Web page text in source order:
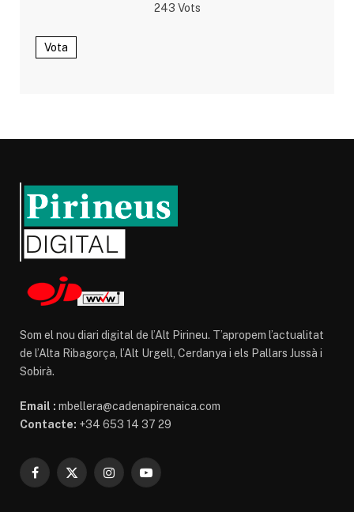
243 Vots
Vota
Som el nou diari digital de l’Alt Pirineu. T’apropem l’actualitat
de l’Alta Ribagorça, l’Alt Urgell, Cerdanya i els Pallars Jussà i
Sobirà.
Email : mbellera@cadenapirenaica.com
Contacte: +34 653 14 37 29
Facebook
X
InstagramYouTube